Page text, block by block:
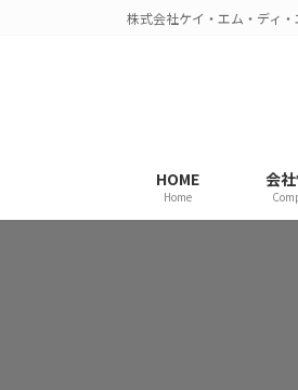
ッ
移
株式会社ケイ・エム・ディ
HOME
Home
会